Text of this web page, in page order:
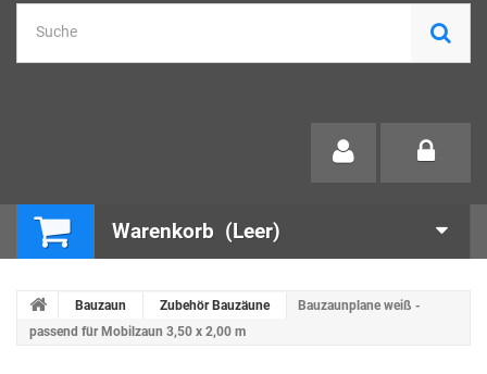
Warenkorb (Leer)
Bauzaun Zubehör Bauzäune
Bauzaunplane weiß -
passend für Mobilzaun 3,50 x 2,00 m